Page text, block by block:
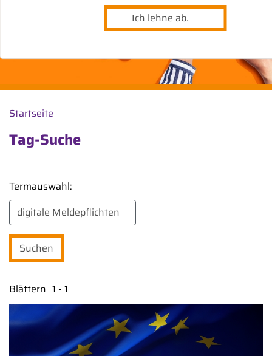
Ich lehne ab.
Startseite
Tag-Suche
Termauswahl:
Blättern 1 - 1